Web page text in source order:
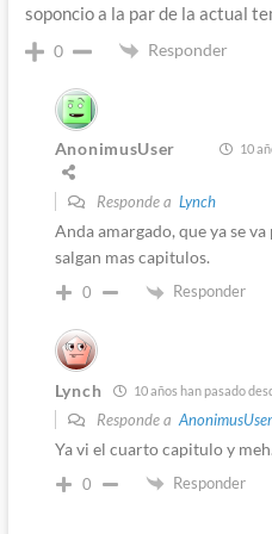
soponcio a la par de la actual
0 Responder
AnonimusUser 10
Responde a Lynch
Anda amargado, que ya se
salgan mas capitulos.
0 Responder
Lynch 10 años han pasado
Responde a AnonimusUser
Ya vi el cuarto capitulo y meh.
0 Responder